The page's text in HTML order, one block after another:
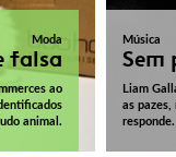
Moda
falsa
ao
animal.
Música
Sem
Liam
as pazes,
responde.